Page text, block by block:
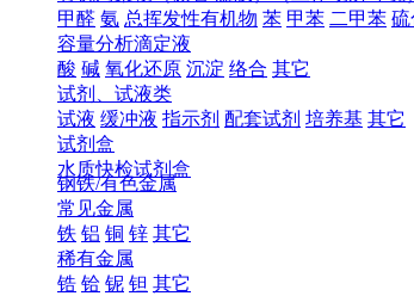
甲醛 氨 总挥发性有机物 苯 甲苯 二甲苯 硫
容量分析滴定液
酸 碱 氧化还原 沉淀 络合 其它
试剂、试液类
试液 缓冲液 指示剂 配套试剂 培养基 其它
试剂盒
水质快检试剂盒
钢铁/有色金属
常见金属
铁 铝 铜 锌 其它
稀有金属
锆 铪 铌 钽 其它